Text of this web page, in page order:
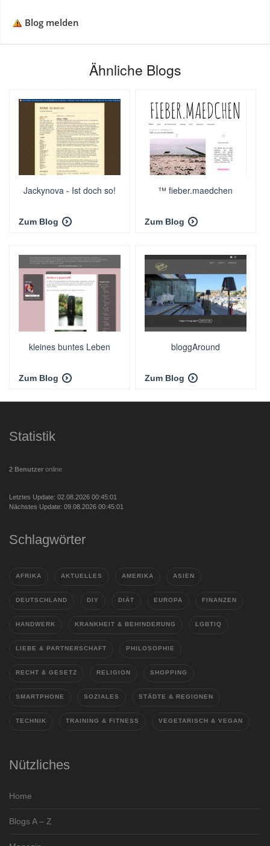
Blog melden
Ähnliche Blogs
Jackynova - Ist doch so!
Zum Blog
™ fieber.maedchen
Zum Blog
kleines buntes Leben
Zum Blog
bloggAround
Zum Blog
Statistik
2 Benutzer online
Letztes Update: 02.08.2026 00:45:01
Nächstes Update: 09.08.2026 00:45:01
Schlagwörter
AFRIKA AKTUELLES AMERIKA ASIEN
DEUTSCHLAND DIY DIÄT EUROPA FINANZEN
HANDWERK KRANKHEIT & BEHINDERUNG LGBTIQ
LIEBE & PARTNERSCHAFT PHILOSOPHIE
RECHT & GESETZ RELIGION SHOPPING
SMARTPHONE SOZIALES STÄDTE & REGIONEN
TECHNIK TRAINING & FITNESS VEGETARISCH & VEGAN
Nützliches
Home
Blogs A – Z